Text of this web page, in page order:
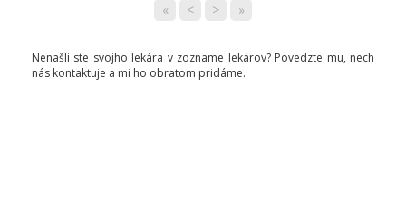
« < > »
Nenašli ste svojho lekára v zozname lekárov? Povedzte mu, nech
nás kontaktuje a mi ho obratom pridáme.